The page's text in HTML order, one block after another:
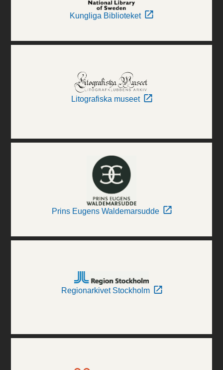
Kungliga Biblioteket
Litografiska museet
Prins Eugens Waldemarsudde
Regionarkivet Stockholm